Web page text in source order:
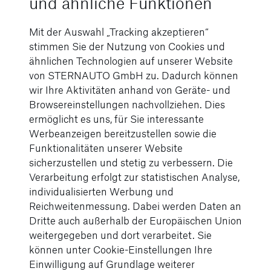
Ausstattungspakete der Mercedes-AMG G-
KLASSE.
Mit der Auswahl „Tracking akzeptieren“
stimmen Sie der Nutzung von Cookies und
ähnlichen Technologien auf unserer Website
von STERNAUTO GmbH zu. Dadurch können
wir Ihre Aktivitäten anhand von Geräte- und
Browsereinstellungen nachvollziehen. Dies
ermöglicht es uns, für Sie interessante
Werbeanzeigen bereitzustellen sowie die
Funktionalitäten unserer Website
sicherzustellen und stetig zu verbessern. Die
Verarbeitung erfolgt zur statistischen Analyse,
individualisierten Werbung und
Reichweitenmessung. Dabei werden Daten an
Dritte auch außerhalb der Europäischen Union
weitergegeben und dort verarbeitet. Sie
können unter Cookie-Einstellungen Ihre
Einwilligung auf Grundlage weiterer